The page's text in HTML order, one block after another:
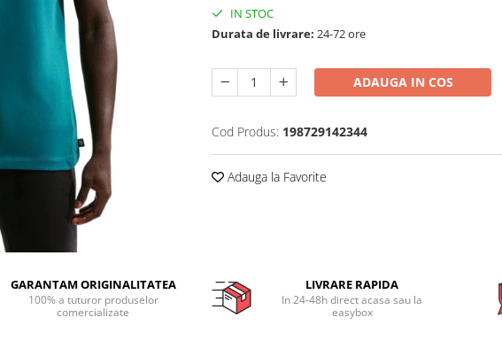
IN STOC
Durata de livrare: 24-72 ore
ADAUGA IN COS
Cod Produs: 198729142344
Adauga la Favorite
GARANTAM ORIGINALITATEA
100% a tuturor produselor
comercializate
LIVRARE RAPIDA
In 24-48h direct acasa sau la
easybox